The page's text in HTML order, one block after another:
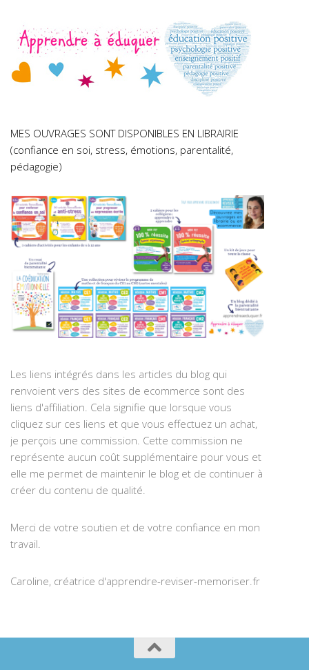
MES OUVRAGES SONT DISPONIBLES EN LIBRAIRIE
(confiance en soi, stress, émotions, parentalité,
pédagogie)
Les liens intégrés dans les articles du blog qui
renvoient vers des sites de ecommerce sont des
liens d'affiliation. Cela signifie que lorsque vous
cliquez sur ces liens et que vous effectuez un achat,
je perçois une commission. Cette commission ne
représente aucun coût supplémentaire pour vous et
elle me permet de maintenir le blog et de continuer à
créer du contenu de qualité.
Merci de votre soutien et de votre confiance en mon
travail.
Caroline, créatrice d'apprendre-reviser-memoriser.fr